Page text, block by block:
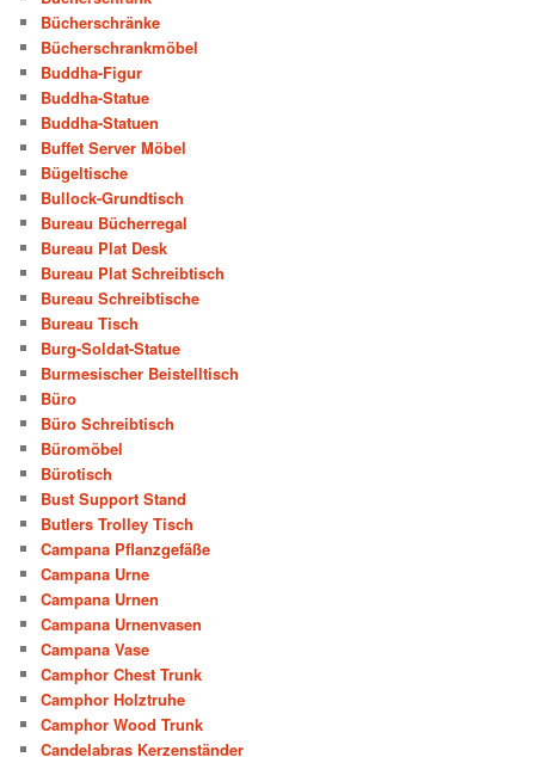
Bücherschränke
Bücherschrankmöbel
Buddha-Figur
Buddha-Statue
Buddha-Statuen
Buffet Server Möbel
Bügeltische
Bullock-Grundtisch
Bureau Bücherregal
Bureau Plat Desk
Bureau Plat Schreibtisch
Bureau Schreibtische
Bureau Tisch
Burg-Soldat-Statue
Burmesischer Beistelltisch
Büro
Büro Schreibtisch
Büromöbel
Bürotisch
Bust Support Stand
Butlers Trolley Tisch
Campana Pflanzgefäße
Campana Urne
Campana Urnen
Campana Urnenvasen
Campana Vase
Camphor Chest Trunk
Camphor Holztruhe
Camphor Wood Trunk
Candelabras Kerzenständer